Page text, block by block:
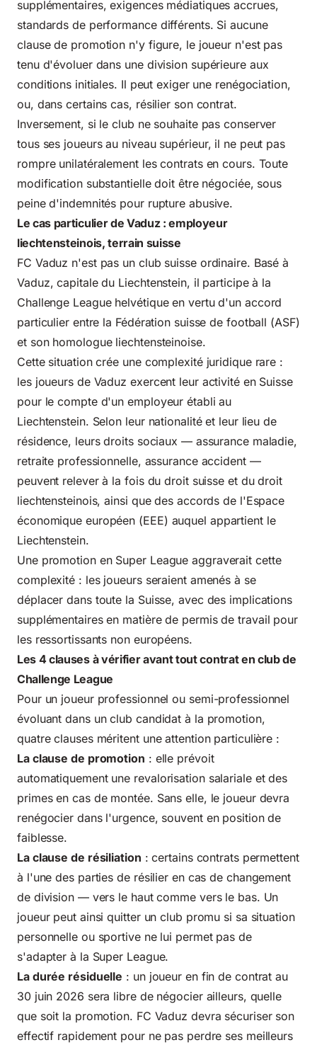
supplémentaires, exigences médiatiques accrues,
standards de performance différents. Si aucune
clause de promotion n'y figure, le joueur n'est pas
tenu d'évoluer dans une division supérieure aux
conditions initiales. Il peut exiger une renégociation,
ou, dans certains cas, résilier son contrat.
Inversement, si le club ne souhaite pas conserver
tous ses joueurs au niveau supérieur, il ne peut pas
rompre unilatéralement les contrats en cours. Toute
modification substantielle doit être négociée, sous
peine d'indemnités pour rupture abusive.
Le cas particulier de Vaduz : employeur
liechtensteinois, terrain suisse
FC Vaduz n'est pas un club suisse ordinaire. Basé à
Vaduz, capitale du Liechtenstein, il participe à la
Challenge League helvétique en vertu d'un accord
particulier entre la Fédération suisse de football (ASF)
et son homologue liechtensteinoise.
Cette situation crée une complexité juridique rare :
les joueurs de Vaduz exercent leur activité en Suisse
pour le compte d'un employeur établi au
Liechtenstein. Selon leur nationalité et leur lieu de
résidence, leurs droits sociaux — assurance maladie,
retraite professionnelle, assurance accident —
peuvent relever à la fois du droit suisse et du droit
liechtensteinois, ainsi que des accords de l'Espace
économique européen (EEE) auquel appartient le
Liechtenstein.
Une promotion en Super League aggraverait cette
complexité : les joueurs seraient amenés à se
déplacer dans toute la Suisse, avec des implications
supplémentaires en matière de permis de travail pour
les ressortissants non européens.
Les 4 clauses à vérifier avant tout contrat en club de
Challenge League
Pour un joueur professionnel ou semi-professionnel
évoluant dans un club candidat à la promotion,
quatre clauses méritent une attention particulière :
La clause de promotion : elle prévoit
automatiquement une revalorisation salariale et des
primes en cas de montée. Sans elle, le joueur devra
renégocier dans l'urgence, souvent en position de
faiblesse.
La clause de résiliation : certains contrats permettent
à l'une des parties de résilier en cas de changement
de division — vers le haut comme vers le bas. Un
joueur peut ainsi quitter un club promu si sa situation
personnelle ou sportive ne lui permet pas de
s'adapter à la Super League.
La durée résiduelle : un joueur en fin de contrat au
30 juin 2026 sera libre de négocier ailleurs, quelle
que soit la promotion. FC Vaduz devra sécuriser son
effectif rapidement pour ne pas perdre ses meilleurs